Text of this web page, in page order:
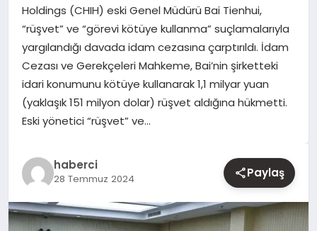
YAŞAM
Holdings (CHIH) eski Genel Müdürü Bai Tienhui,
“rüşvet” ve “görevi kötüye kullanma” suçlamalarıyla
yargılandığı davada idam cezasına çarptırıldı. İdam
Cezası ve Gerekçeleri Mahkeme, Bai’nin şirketteki
idari konumunu kötüye kullanarak 1,1 milyar yuan
(yaklaşık 151 milyon dolar) rüşvet aldığına hükmetti.
Eski yönetici “rüşvet” ve…
haberci
28 Temmuz 2024 Paylaş